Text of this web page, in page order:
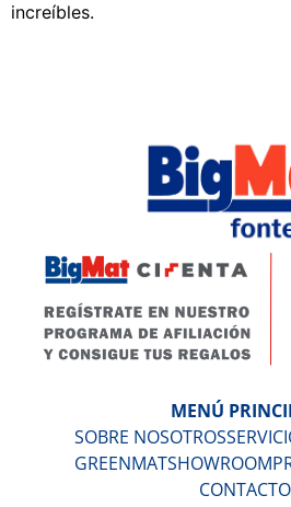
increíbles.
MENÚ
SOBRE NOSOTROS
GREENMATSHOWROOM
CONTACTO